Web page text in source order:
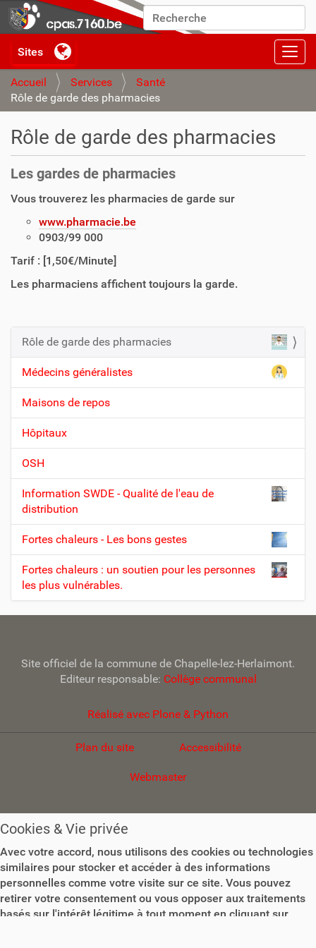
Chercher par
Recherche avancée…
Accueil Services
Santé
Rôle de garde des pharmacies
Rôle de garde des pharmacies
Les gardes de pharmacies
Vous trouverez les pharmacies de garde sur
www.pharmacie.be
0903/99 000
Tarif : [1,50€/Minute]
Les pharmaciens affichent toujours la garde.
N
a
v
i
g
a
t
i
o
n
Rôle de garde des pharmacies
Médecins généralistes
Maisons de repos
Hôpitaux
OSH
Information SWDE - Qualité de l'eau de
distribution
Fortes chaleurs - Les bons gestes
Fortes chaleurs : un soutien pour les personnes
les plus vulnérables.
Site officiel de la commune de Chapelle-lez-Herlaimont.
Editeur responsable: Collège communal
Réalisé avec Plone & Python
Plan du site Accessibilité
Webmaster
Cookies & Vie privée
Avec votre accord, nous utilisons des cookies ou technologies
similaires pour stocker et accéder à des informations
personnelles comme votre visite sur ce site. Vous pouvez
retirer votre consentement ou vous opposer aux traitements
basés sur l'intérêt légitime à tout moment en cliquant sur